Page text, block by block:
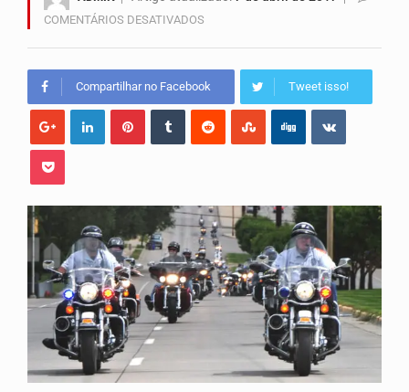
A Universidade de Cabo Verde passa a dispor de uma sala de apoio à amamentação.…
O programa LPA e Você, apresentado por Lilian Primo Albuquerque, o único programa de empreendedorismo…
COMENTÁRIOS DESATIVADOS
Compartilhar no Facebook Tweet isso!